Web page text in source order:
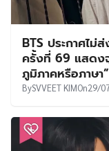
BTS ประกาศไม่
ครั้งที่ 69 แสดง
ภูมิภาคหรือภาษา”
BySVVEET KIMOn29/